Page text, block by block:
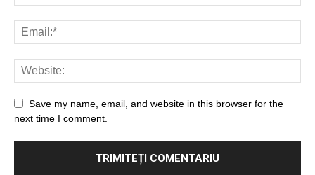
Save my name, email, and website in this browser for the
next time I comment.